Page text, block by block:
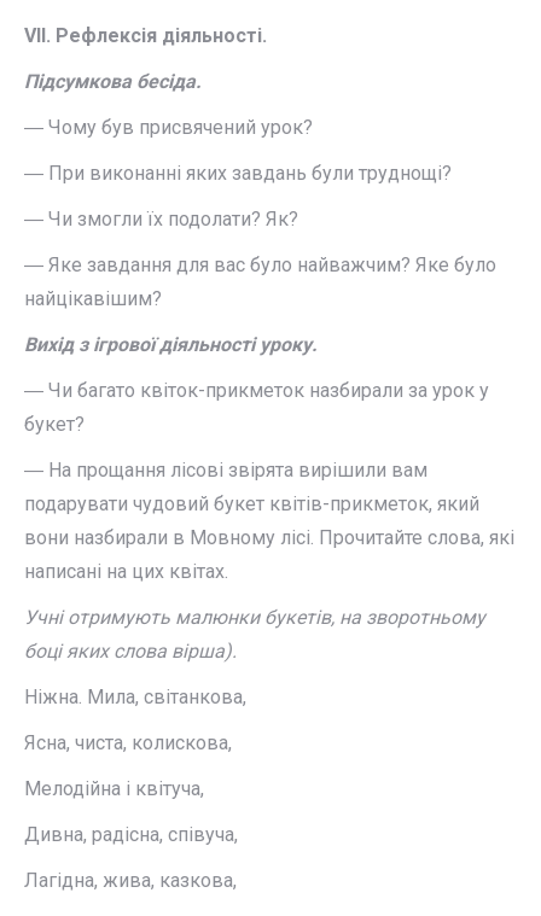
VІІ. Рефлексія діяльності.
Підсумкова бесіда.
― Чому був присвячений урок?
― При виконанні яких завдань були труднощі?
― Чи змогли їх подолати? Як?
― Яке завдання для вас було найважчим? Яке було
найцікавішим?
Вихід з ігрової діяльності уроку.
― Чи багато квіток-прикметок назбирали за урок у
букет?
― На прощання лісові звірята вирішили вам
подарувати чудовий букет квітів-прикметок, який
вони назбирали в Мовному лісі. Прочитайте слова, які
написані на цих квітах.
Учні отримують малюнки букетів, на зворотньому
боці яких слова вірша).
Ніжна. Мила, світанкова,
Ясна, чиста, колискова,
Мелодійна і квітуча,
Дивна, радісна, співуча,
Лагідна, жива, казкова,